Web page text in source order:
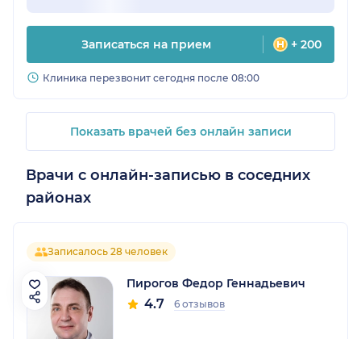
Записаться на прием + 200
Клиника перезвонит сегодня после 08:00
Показать врачей без онлайн записи
Врачи с онлайн-записью в соседних
районах
Записалось 28 человек
Пирогов Федор Геннадьевич
4.7 6 отзывов